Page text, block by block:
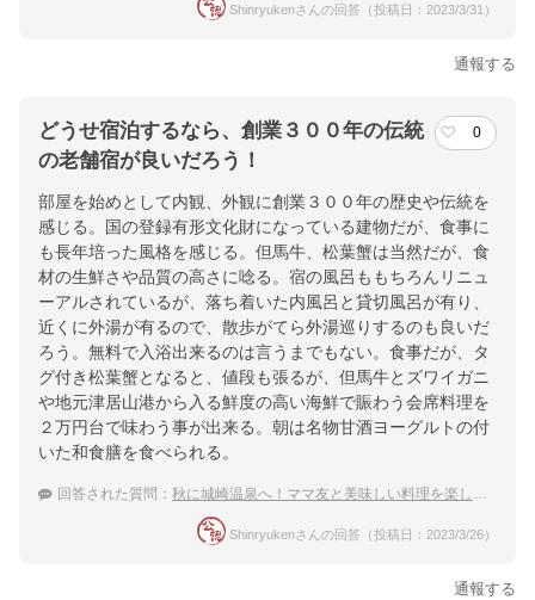
Shinryukenさんの回答（投稿日：2023/3/31）
通報する
どうせ宿泊するなら、創業３００年の伝統
の老舗宿が良いだろう！
0
部屋を始めとして内観、外観に創業３００年の歴史や伝統を
感じる。国の登録有形文化財になっている建物だが、食事に
も長年培った風格を感じる。但馬牛、松葉蟹は当然だが、食
材の生鮮さや品質の高さに唸る。宿の風呂ももちろんリニュ
ーアルされているが、落ち着いた内風呂と貸切風呂が有り、
近くに外湯が有るので、散歩がてら外湯巡りするのも良いだ
ろう。無料で入浴出来るのは言うまでもない。食事だが、タ
グ付き松葉蟹となると、値段も張るが、但馬牛とズワイガニ
や地元津居山港から入る鮮度の高い海鮮で賑わう会席料理を
２万円台で味わう事が出来る。朝は名物甘酒ヨーグルトの付
いた和食膳を食べられる。
回答された質問： 秋に城崎温泉へ！ママ友と美味しい料理を楽しめる宿
Shinryukenさんの回答（投稿日：2023/3/26）
通報する